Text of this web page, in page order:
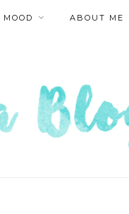
MOOD ABOUT ME